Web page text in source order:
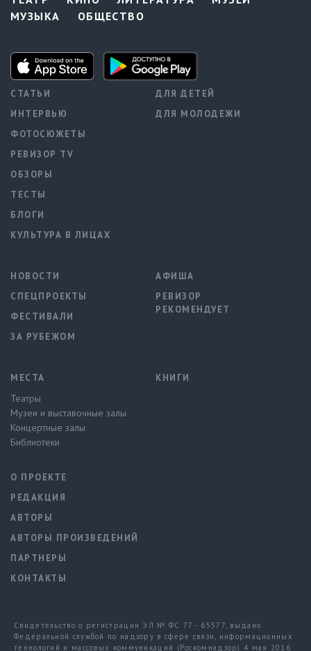
МУЗЫКА
ОБЩЕСТВО
СТАТЬИ
ИНТЕРВЬЮ
ФОТОСЮЖЕТЫ
РЕВИЗОР TV
ОБЗОРЫ
ТЕСТЫ
БЛОГИ
КУЛЬТУРА В ЛИЦАХ
ДЛЯ ДЕТЕЙ
ДЛЯ МОЛОДЕЖИ
НОВОСТИ
СПЕЦПРОЕКТЫ
ФЕСТИВАЛИ
ЗА РУБЕЖОМ
АФИША
РЕВИЗОР
РЕКОМЕНДУЕТ
МЕСТА
Театры
Музеи и выставочные залы
Концертные залы
Библиотеки
КНИГИ
О ПРОЕКТЕ
РЕДАКЦИЯ
АВТОРЫ
АВТОРЫ ПРОИЗВЕДЕНИЙ
ПАРТНЕРЫ
КОНТАКТЫ
Свидетельство о регистрации ЭЛ № ФС 77 - 65577, выдано
Федеральной службой по надзору в сфере связи, информационных
технологий и массовых коммуникаций (Роскомнадзор) 4 мая 2016